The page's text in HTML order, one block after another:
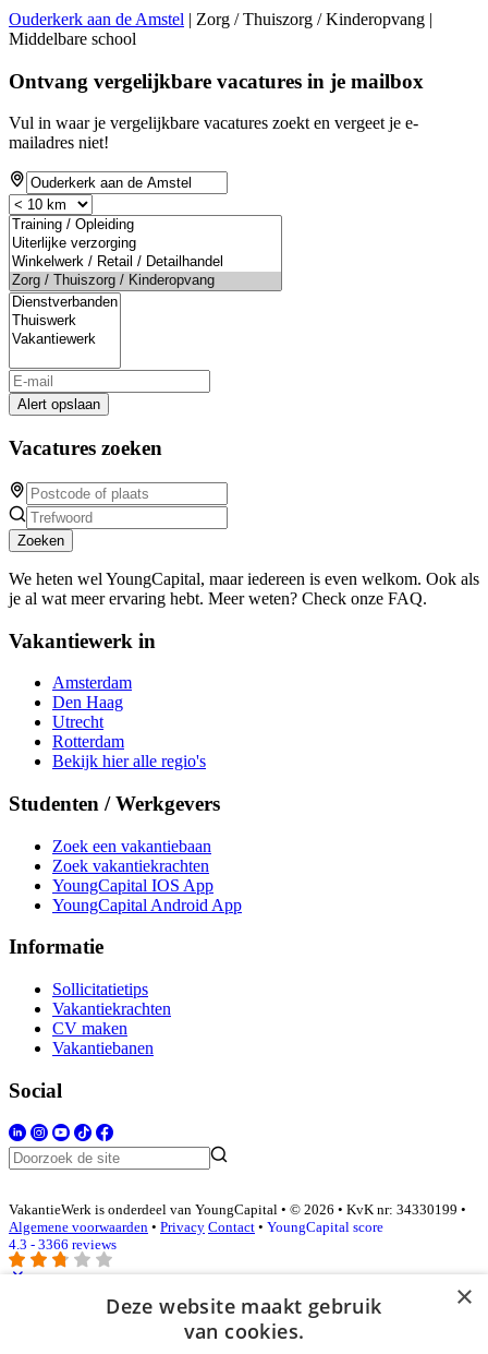
Ouderkerk aan de Amstel | Zorg / Thuiszorg / Kinderopvang |
Middelbare school
Ontvang vergelijkbare vacatures in je mailbox
Vul in waar je vergelijkbare vacatures zoekt en vergeet je e-
mailadres niet!
Alert opslaan
Vacatures zoeken
Zoeken
We heten wel YoungCapital, maar iedereen is even welkom. Ook als
je al wat meer ervaring hebt. Meer weten? Check onze FAQ.
Vakantiewerk in
Amsterdam
Den Haag
Utrecht
Rotterdam
Bekijk hier alle regio's
Studenten / Werkgevers
Zoek een vakantiebaan
Zoek vakantiekrachten
YoungCapital IOS App
YoungCapital Android App
Informatie
Sollicitatietips
Vakantiekrachten
CV maken
Vakantiebanen
Social
VakantieWerk is onderdeel van YoungCapital • © 2026 • KvK nr: 34330199 •
Algemene voorwaarden • Privacy Contact • YoungCapital score
4.3 - 3366 reviews
×
Deze website maakt gebruik
van cookies.